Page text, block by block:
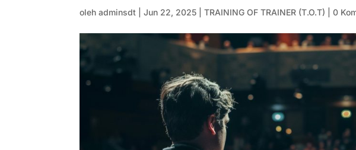
olehadminsdt |Jun 22, 2025 |TRAINING OF TRAINER (T.O.T) |0